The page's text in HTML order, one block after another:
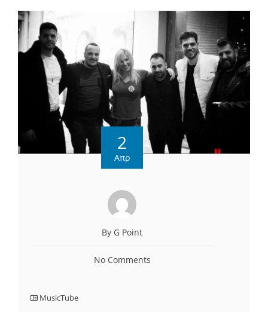
2
Απρ
By G Point
No Comments
MusicTube